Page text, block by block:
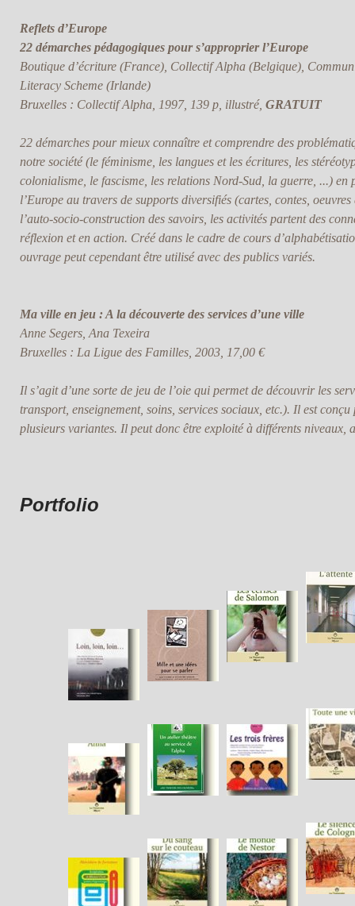
Reflets d’Europe
22 démarches pédagogiques pour s’approprier l’Europe
Boutique d’écriture (France), Collectif Alpha (Belgique),
Literacy Scheme (Irlande)
Bruxelles : Collectif Alpha, 1997, 139 p, illustré, GRATUIT
22 démarches pour mieux connaître et comprendre des
notre société (le féminisme, les langues et les écritures, les
colonialisme, le fascisme, les relations Nord-Sud, la guerre, ...) en
l’Europe au travers de supports diversifiés (cartes, contes,
l’auto-socio-construction des savoirs, les activités partent des
réflexion et en action. Créé dans le cadre de cours
ouvrage peut cependant être utilisé avec des publics variés.
Ma ville en jeu : A la découverte des services d’une ville
Anne Segers, Ana Texeira
Bruxelles : La Ligue des Familles, 2003, 17,00 €
Il s’agit d’une sorte de jeu de l’oie qui permet de découvrir les
transport, enseignement, soins, services sociaux, etc.). Il est
plusieurs variantes. Il peut donc être exploité à différents niveaux,
Portfolio